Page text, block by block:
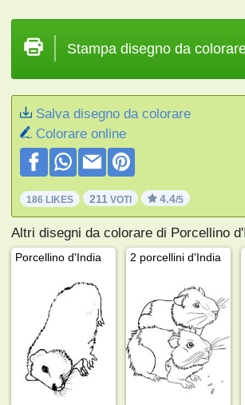
Stampa disegno da
Salva disegno da colorare
Colorare online
186 LIKES 211 VOTI 4.4/5
Altri disegni da colorare di Porcellino
Porcellino d'India 2 porcellini d'India